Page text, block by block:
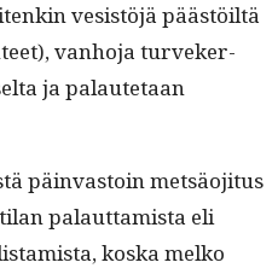
vesistöjä päästöiltä
van­ho­ja turvek­er­
ja palaute­taan
päin­vas­toin met­säo­ji­tus
palaut­tamista eli
kos­ka melko